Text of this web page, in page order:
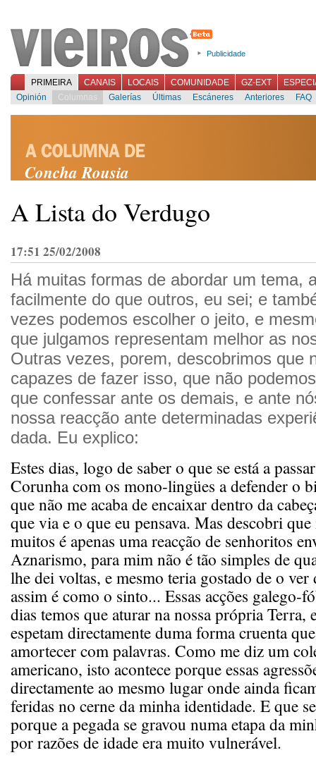
Publicidade
PRIMEIRA CANAIS LOCAIS COMUNIDADE GZ-EXT
Opinión
Columnas Galerías Últimas Escáneres Anteriores FAQ
Concha Rousia
A Lista do Verdugo
17:51 25/02/2008
Há muitas formas de abordar um tema,
facilmente do que outros, eu sei; e
vezes podemos escolher o jeito, e
que julgamos representam melhor as
Outras vezes, porem, descobrimos que
capazes de fazer isso, que não
que confessar ante os demais, e ante
nossa reacção ante determinadas
dada. Eu explico:
Estes dias, logo de saber o que se está a
Corunha com os mono-lingües a defender o
que não me acaba de encaixar dentro da
que via e o que eu pensava. Mas descobri
muitos é apenas uma reacção de senhoritos
Aznarismo, para mim não é tão simples de
lhe dei voltas, e mesmo teria gostado de o
assim é como o sinto... Essas acções galego-
dias temos que aturar na nossa própria Terra,
espetam directamente duma forma cruenta
amortecer com palavras. Como me diz um
americano, isto acontece porque essas
directamente ao mesmo lugar onde ainda
feridas no cerne da minha identidade. E que
porque a pegada se gravou numa etapa da
por razões de idade era muito vulnerável.